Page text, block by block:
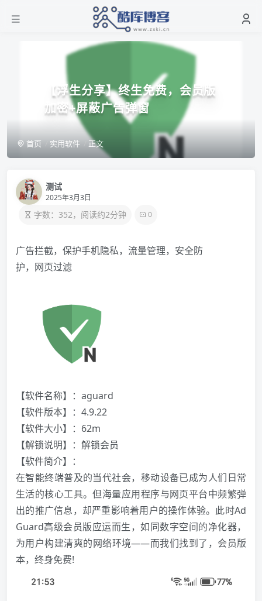
【浮生分享】终生免费，会员版
加密+屏蔽广告弹窗
首页 实用软件 正文
测试
2025年3月3日
字数：352，阅读约2分钟 0
广告拦截，保护手机隐私，流量管理，安全防
护，网页过滤
【软件名称】：aguard
【软件版本】：4.9.22
【软件大小】：62m
【解锁说明】：解锁会员
【软件简介】：
在智能终端普及的当代社会，移动设备已成为人们日常
生活的核心工具。但海量应用程序与网页平台中频繁弹
出的推广信息，却严重影响着用户的操作体验。此时Ad
Guard高级会员版应运而生，如同数字空间的净化器，
为用户构建清爽的网络环境——而我们找到了，会员版
本，终身免费!